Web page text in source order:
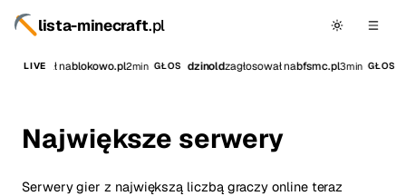
lista-minecraft.pl
LIVE nablokowo.pl2min GŁOS dzinoldzagłosował nabfsmc.pl3min GŁOS
Największe serwery
Serwery gier z największą liczbą graczy online teraz